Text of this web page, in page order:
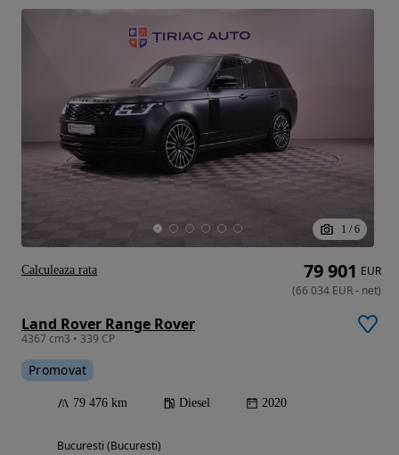
1 / 6
Land Rover Range Rover
4367 cm3 • 339 CP
Promovat
79 476 km Diesel 2020
Bucuresti (Bucuresti)
79 901 EUR
(66 034 EUR- net)
Calculeaza rata